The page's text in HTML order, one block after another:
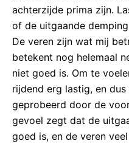
achterzijde prima zijn.
of de uitgaande
De veren zijn wat mij
betekent nog helemaal
niet goed is. Om te
rijdend erg lastig, en
geprobeerd door de
gevoel zegt dat de
goed is, en de veren